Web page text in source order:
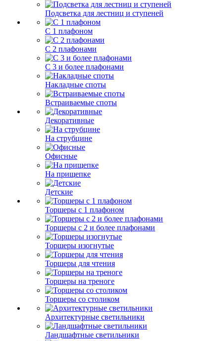
Подсветка для лестниц и ступеней
С 1 плафоном
С 2 плафонами
С 3 и более плафонами
Накладные споты
Встраиваемые споты
Декоративные
На струбцине
Офисные
На прищепке
Детские
Торшеры с 1 плафоном
Торшеры с 2 и более плафонами
Торшеры изогнутые
Торшеры для чтения
Торшеры на треноге
Торшеры со столиком
Архитектурные светильники
Ландшафтные светильники